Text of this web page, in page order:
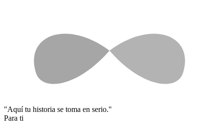
"Aquí tu historia se toma en serio."
Para ti